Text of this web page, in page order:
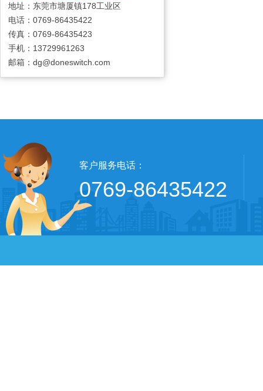
地址：东莞市塘厦镇178工业区
电话：0769-86435422
传真：0769-86435423
手机：13729961263
邮箱：dg@doneswitch.com
客户服务电话：
0769-86435422